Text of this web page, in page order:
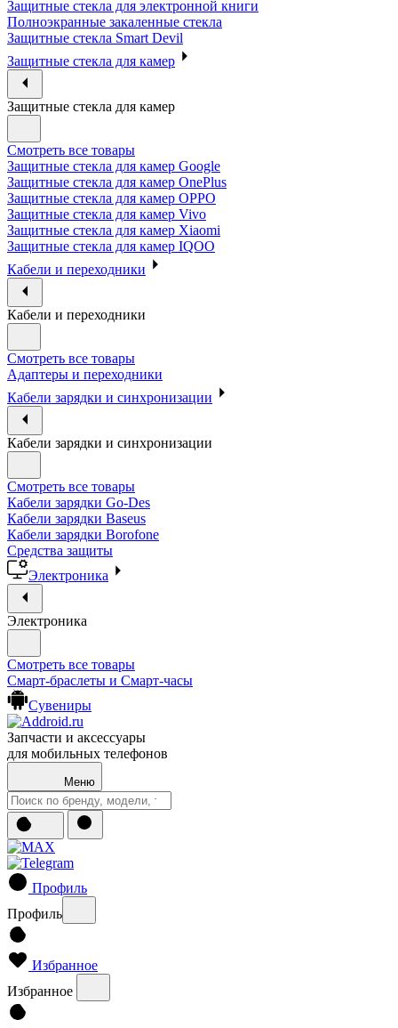
Защитные стекла для электронной книги
Полноэкранные закаленные стекла
Защитные стекла Smart Devil
Защитные стекла для камер
Защитные стекла для камер
Смотреть все товары
Защитные стекла для камер Google
Защитные стекла для камер OnePlus
Защитные стекла для камер OPPO
Защитные стекла для камер Vivo
Защитные стекла для камер Xiaomi
Защитные стекла для камер IQOO
Кабели и переходники
Кабели и переходники
Смотреть все товары
Адаптеры и переходники
Кабели зарядки и синхронизации
Кабели зарядки и синхронизации
Смотреть все товары
Кабели зарядки Go-Des
Кабели зарядки Baseus
Кабели зарядки Borofone
Средства защиты
Электроника
Электроника
Смотреть все товары
Смарт-браслеты и Смарт-часы
Сувениры
Запчасти и аксессуары
для мобильных телефонов
Меню
Профиль
Профиль
Избранное
Избранное